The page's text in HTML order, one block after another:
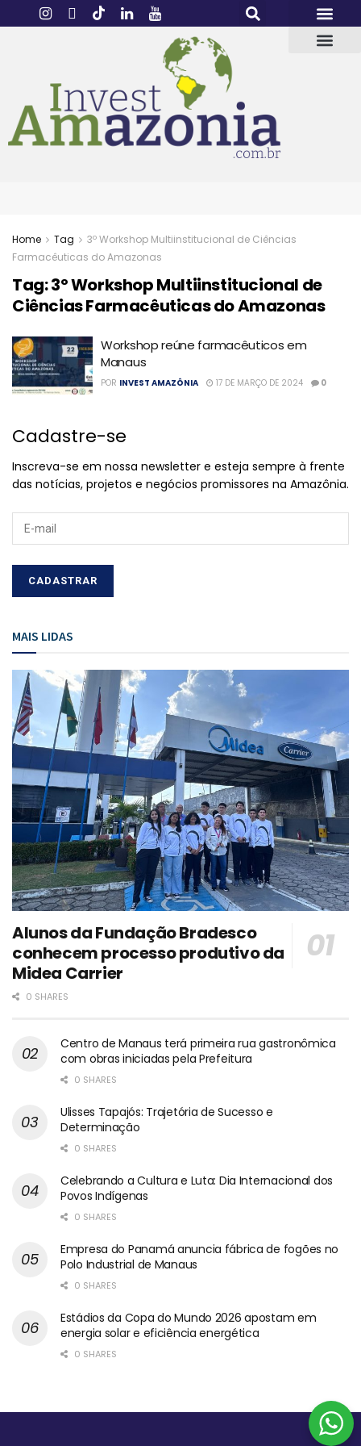
Home Tag
3º Workshop Multiinstitucional de Ciências
Farmacêuticas do Amazonas
Tag:3º Workshop Multiinstitucional de
Ciências Farmacêuticas do Amazonas
Workshop reúne farmacêuticos em
Manaus
POR INVEST AMAZÔNIA 17 DE MARÇO DE 2024 0
Cadastre-se
Inscreva-se em nossa newsletter e esteja sempre à frente
das notícias, projetos e negócios promissores na Amazônia.
MAIS LIDAS
Alunos da Fundação Bradesco
conhecem processo produtivo da
Midea Carrier
0 SHARES
Centro de Manaus terá primeira rua gastronômica
com obras iniciadas pela Prefeitura
0 SHARES
Ulisses Tapajós: Trajetória de Sucesso e
Determinação
0 SHARES
Celebrando a Cultura e Luta: Dia Internacional dos
Povos Indígenas
0 SHARES
Empresa do Panamá anuncia fábrica de fogões no
Polo Industrial de Manaus
0 SHARES
Estádios da Copa do Mundo 2026 apostam em
energia solar e eficiência energética
0 SHARES